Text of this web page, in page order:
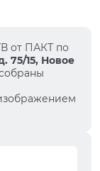
от ПАКТ по
75/15, Новое